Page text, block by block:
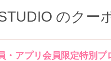
のクー
・アプリ会員限定特別プ